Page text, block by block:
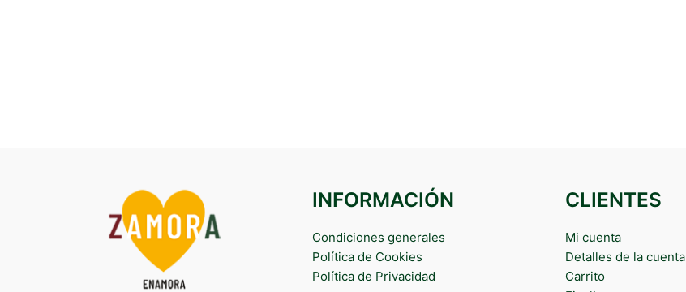
INFORMACIÓN
Condiciones generales
Política de Cookies
Política de Privacidad
CLIENTES
Mi cuenta
Detalles de la cuenta
Carrito